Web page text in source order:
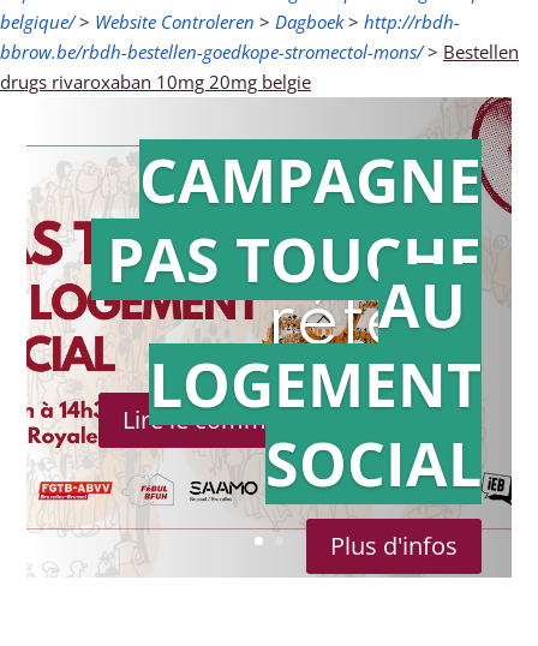
belgique/> Website Controleren > Dagboek> http://rbdh-
bbrow.be/rbdh-bestellen-goedkope-stromectol-mons/> Bestellen
drugs rivaroxaban 10mg 20mg belgie
Action en
référé
Lire le communiqué de presse
CAMPAGNE
PAS TOUCHE
AU
LOGEMENT
SOCIAL
Plus d'infos